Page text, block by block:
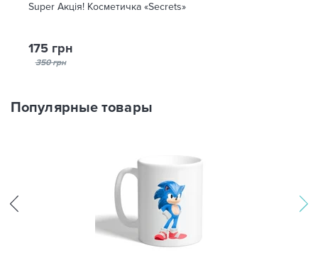
Super Акція! Косметичка «Secrets»
175 грн
350 грн
Популярные товары